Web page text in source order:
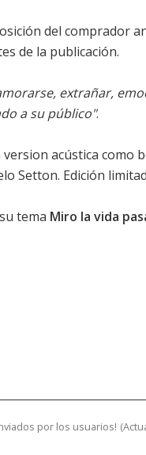
del comprador
de la publicación.
extrañar,
a su público".
acústica como
Setton. Edición
tema Miro la vida
por los usuarios! (